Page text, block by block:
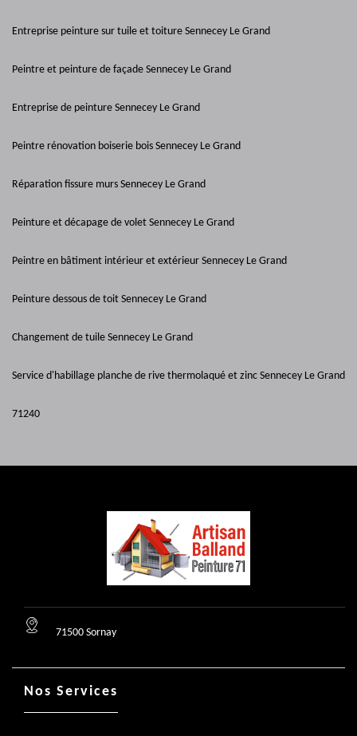
Entreprise peinture sur tuile et toiture Sennecey Le Grand
Peintre et peinture de façade Sennecey Le Grand
Entreprise de peinture Sennecey Le Grand
Peintre rénovation boiserie bois Sennecey Le Grand
Réparation fissure murs Sennecey Le Grand
Peinture et décapage de volet Sennecey Le Grand
Peintre en bâtiment intérieur et extérieur Sennecey Le Grand
Peinture dessous de toit Sennecey Le Grand
Changement de tuile Sennecey Le Grand
Service d'habillage planche de rive thermolaqué et zinc Sennecey Le Grand
71240
71500 Sornay
Nos Services